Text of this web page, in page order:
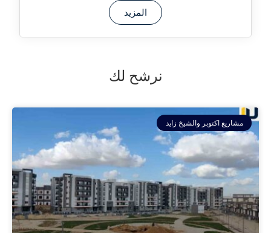
المزيد
نرشح لك
مشاريع اكتوبر والشيخ زايد